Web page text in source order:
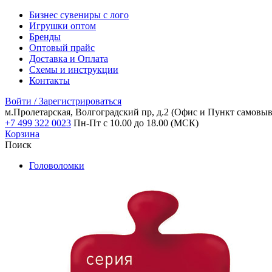
Бизнес сувениры с лого
Игрушки оптом
Бренды
Оптовый прайс
Доставка и Оплата
Схемы и инструкции
Контакты
Войти / Зарегистрироваться
м.Пролетарская, Волгоградский пр, д.2 (Офис и Пункт
+7 499 322 0023 Пн-Пт с 10.00 до 18.00 (МСК)
Корзина
Поиск
Головоломки